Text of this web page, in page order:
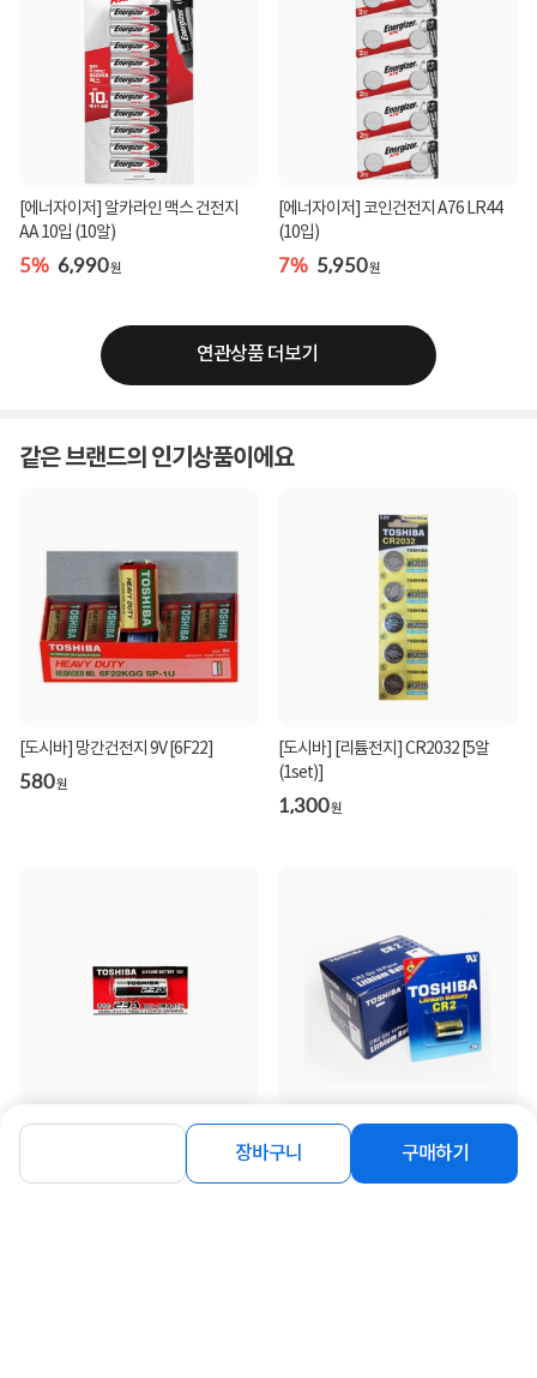
장바구니 구매하기
[에너자이저] 알카라인 맥스 건전지
AA 10입 (10알)
5% 6,990원
[에너자이저] 코인건전지 A76 LR44
(10입)
7% 5,950원
연관상품 더보기
같은 브랜드의 인기상품이에요
[도시바] 망간건전지 9V [6F22]
580원
[도시바] [리튬전지] CR2032 [5알
(1set)]
1,300원
[도시바] [건전지] 23A [41mAh/1알]
[도시바] [리튬건전지] 도시바 CR2
[3V/750mAh]
17% 3,200원